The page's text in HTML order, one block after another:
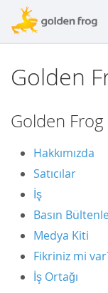
Golden
Golden Frog
Hakkımızda
Satıcılar
İş
Basın
Medya Kiti
Fikriniz mi
İş Ortağı